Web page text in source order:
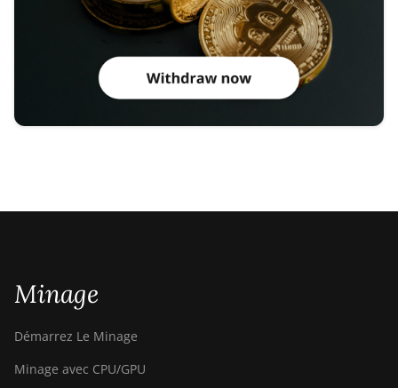
Minage
Démarrez Le Minage
Minage avec CPU/GPU